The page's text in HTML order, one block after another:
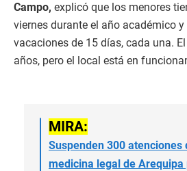
Campo, explicó que los menores
viernes durante el año académico
vacaciones de 15 días, cada una.
años, pero el local está en
MIRA:
Suspenden 300 atenciones
medicina legal de Arequipa